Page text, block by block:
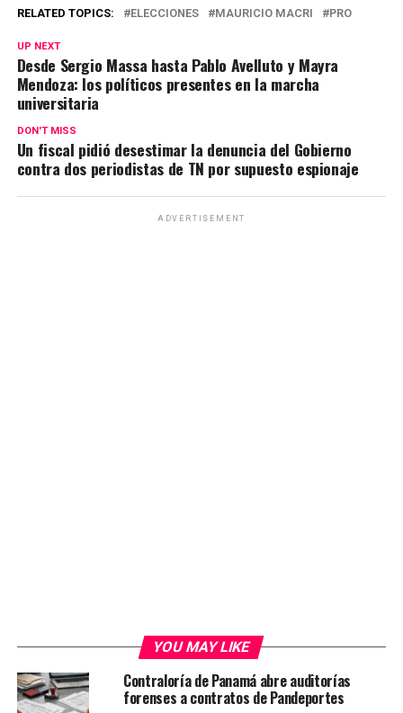
at
s
A
p
p
ce
o
o
e
a
m
ail py
n
m
ar
RELATED TOPICS: ELECCIONES MAURICIO MACRI PRO
UP NEXT
Desde Sergio Massa hasta Pablo Avelluto y Mayra
Mendoza: los políticos presentes en la marcha
universitaria
DON'T MISS
Un fiscal pidió desestimar la denuncia del Gobierno
contra dos periodistas de TN por supuesto espionaje
ADVERTISEMENT
YOU MAY LIKE
Contraloría de Panamá abre auditorías
forenses a contratos de Pandeportes